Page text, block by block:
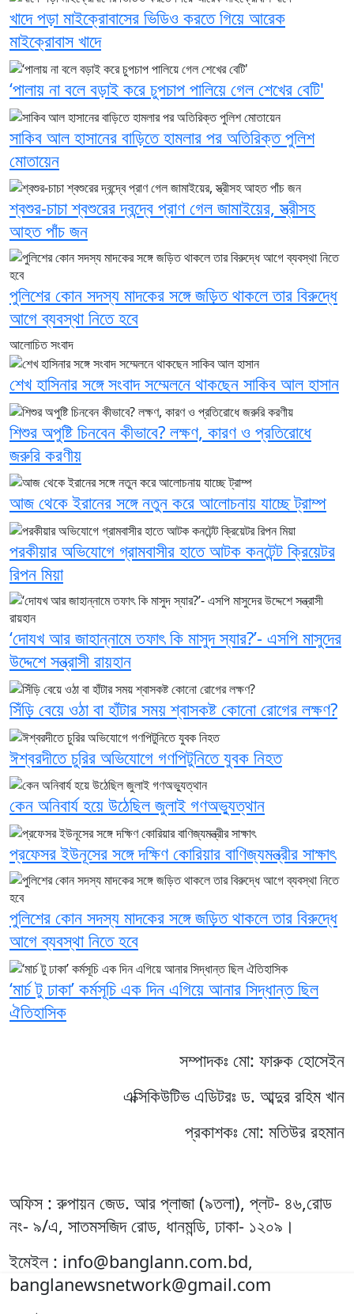
খাদে পড়া মাইক্রোবাসের ভিডিও করতে গিয়ে আরেক
মাইক্রোবাস খাদে
‘পালায় না বলে বড়াই করে চুপচাপ পালিয়ে গেল শেখের বেটি'
সাকিব আল হাসানের বাড়িতে হামলার পর অতিরিক্ত পুলিশ
মোতায়েন
শ্বশুর-চাচা শ্বশুরের দ্বন্দ্বে প্রাণ গেল জামাইয়ের, স্ত্রীসহ
আহত পাঁচ জন
পুলিশের কোন সদস্য মাদকের সঙ্গে জড়িত থাকলে তার বিরুদ্ধে
আগে ব্যবস্থা নিতে হবে
আলোচিত সংবাদ
শেখ হাসিনার সঙ্গে সংবাদ সম্মেলনে থাকছেন সাকিব আল হাসান
শিশুর অপুষ্টি চিনবেন কীভাবে? লক্ষণ, কারণ ও প্রতিরোধে
জরুরি করণীয়
আজ থেকে ইরানের সঙ্গে নতুন করে আলোচনায় যাচ্ছে ট্রাম্প
পরকীয়ার অভিযোগে গ্রামবাসীর হাতে আটক কনটেন্ট ক্রিয়েটর
রিপন মিয়া
‘দোযখ আর জাহান্নামে তফাৎ কি মাসুদ স্যার?’- এসপি মাসুদের
উদ্দেশে সন্ত্রাসী রায়হান
সিঁড়ি বেয়ে ওঠা বা হাঁটার সময় শ্বাসকষ্ট কোনো রোগের লক্ষণ?
ঈশ্বরদীতে চুরির অভিযোগে গণপিটুনিতে যুবক নিহত
কেন অনিবার্য হয়ে উঠেছিল জুলাই গণঅভ্যুত্থান
প্রফেসর ইউনূসের সঙ্গে দক্ষিণ কোরিয়ার বাণিজ্যমন্ত্রীর সাক্ষাৎ
পুলিশের কোন সদস্য মাদকের সঙ্গে জড়িত থাকলে তার বিরুদ্ধে
আগে ব্যবস্থা নিতে হবে
‘মার্চ টু ঢাকা’ কর্মসূচি এক দিন এগিয়ে আনার সিদ্ধান্ত ছিল
ঐতিহাসিক
সম্পাদকঃ মো: ফারুক হোসেইন
এক্সিকিউটিভ এডিটরঃ ড. আব্দুর রহিম খান
প্রকাশকঃ মো: মতিউর রহমান
অফিস : রুপায়ন জেড. আর প্লাজা (৯তলা), প্লট- ৪৬,রোড
নং- ৯/এ, সাতমসজিদ রোড, ধানমন্ডি, ঢাকা- ১২০৯।
ইমেইল : info@banglann.com.bd,
banglanewsnetwork@gmail.com